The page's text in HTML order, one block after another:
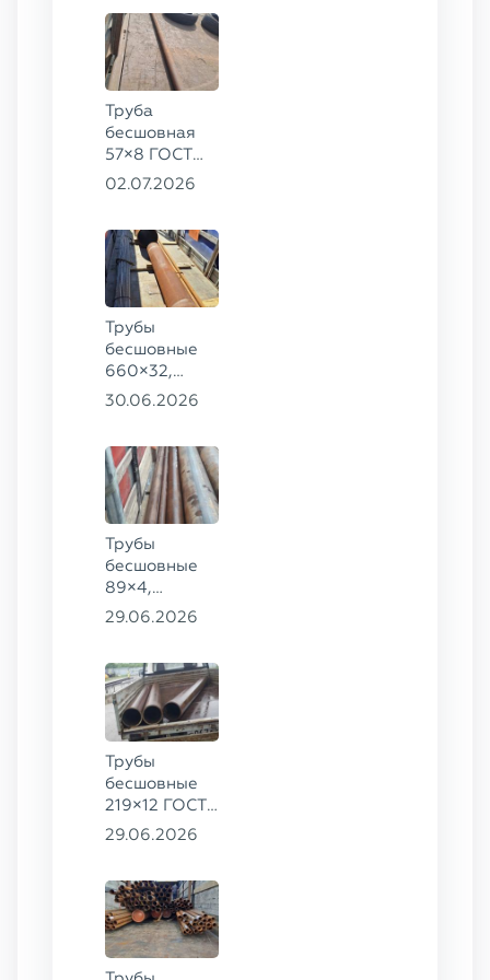
Труба
бесшовная
57×8 ГОСТ
8732-78
02.07.2026
Трубы
бесшовные
660×32,
426×28,
8732-78
сталь 09Г2С
30.06.2026
Трубы
бесшовные
89×4,
203×20,
09Г2С
29.06.2026
Трубы
бесшовные
219×12 ГОСТ
8732-78, ст.
29.06.2026